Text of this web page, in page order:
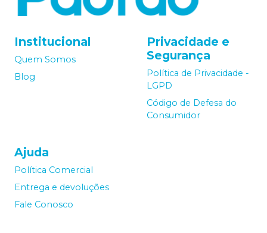
Institucional
Quem Somos
Blog
Privacidade e
Segurança
Política de Privacidade -
LGPD
Código de Defesa do
Consumidor
Ajuda
Política Comercial
Entrega e devoluções
Fale Conosco